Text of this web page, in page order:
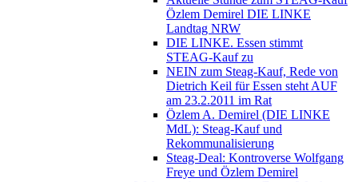
Özlem Demirel DIE LINKE
Landtag NRW
DIE LINKE. Essen stimmt
STEAG-Kauf zu
NEIN zum Steag-Kauf, Rede von
Dietrich Keil für Essen steht AUF
am 23.2.2011 im Rat
Özlem A. Demirel (DIE LINKE
MdL): Steag-Kauf und
Rekommunalisierung
Steag-Deal: Kontroverse Wolfgang
Freye und Özlem Demirel